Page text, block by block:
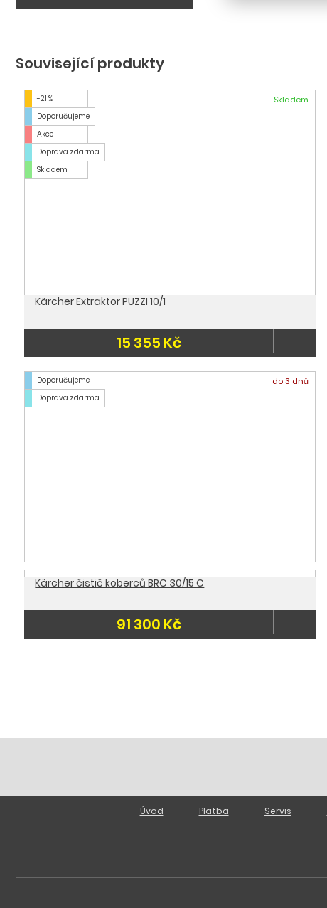
Související produkty
-21 %
Doporučujeme
Akce
Doprava zdarma
Skladem
Skladem
Kärcher Extraktor PUZZI 10/1
15 355 Kč
Doporučujeme
Doprava zdarma
do 3 dnů
Kärcher čistič koberců BRC 30/15 C
91 300 Kč
Úvod Platba Servis